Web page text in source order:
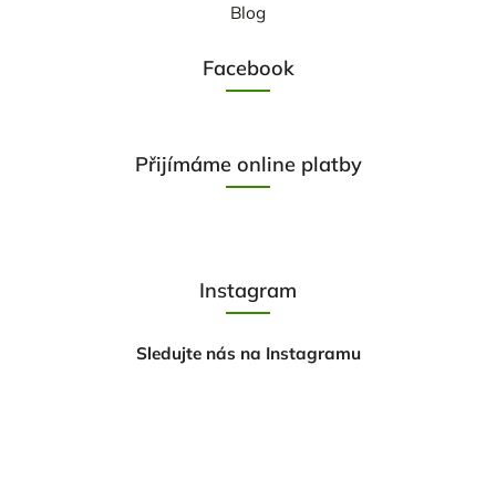
Blog
Facebook
Přijímáme online platby
Instagram
Sledujte nás na Instagramu